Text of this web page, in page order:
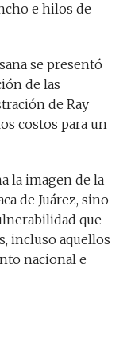
e hilos de
se presentó
de las
de Ray
costos para un
la imagen de la
de Juárez, sino
que
incluso aquellos
nacional e